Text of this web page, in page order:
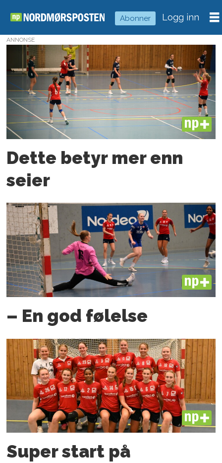
Abonner Logg inn
Tag:
håndball
ANNONSE
PLUS
Dette betyr mer enn
seier
PLUS
– En god følelse
PLUS
Super start på